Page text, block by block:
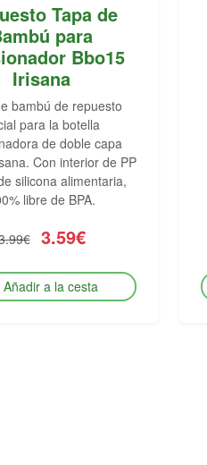
Tapa de
para
Bbo15
Irisana
bambú de repuesto
para la botella
de doble capa
Con interior de PP
silicona alimentaria,
libre de BPA.
3.59€
Añadir a la cesta